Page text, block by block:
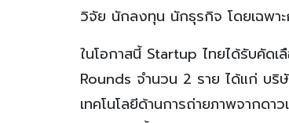
วิจัย นักลงทุน นักธุรกิจ โดยเฉพา
ในโอกาสนี้ Startup ไทยได้รับคัด
Rounds จำนวน 2 ราย ได้แก่ บริ
เทคโนโลยีด้านการถ่ายภาพจากด